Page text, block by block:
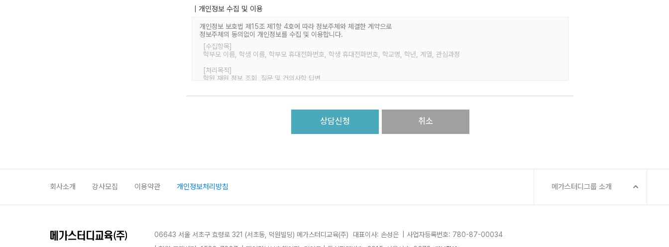
｜개인정보 수집 및 이용
개인정보 보호법 제15조 제1항 4호에 따라 정보주체와 체결한 계약으로
정보주체의 동의없이 개인정보를 수집 및 이용합니다.
[수집항목]
학부모 이름, 학생 이름, 학부모 휴대전화번호, 학생 휴대전화번호, 학교명, 학년, 계열, 관심과정
[처리목적]
학원 재원 정보 조회, 질문 및 건의사항 답변
[보유 및 이용기간]
상담신청 취소
회사소개 강사모집 이용약관 개인정보처리방침 메가스터디그룹 소개
06643 서울 서초구 효령로 321 (서초동, 덕원빌딩) 메가스터디교육(주) 대표이사: 손성은
| 사업자등록번호: 780-87-00034